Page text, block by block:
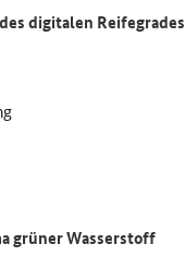
digitalen Reifegrades
grüner Wasserstoff